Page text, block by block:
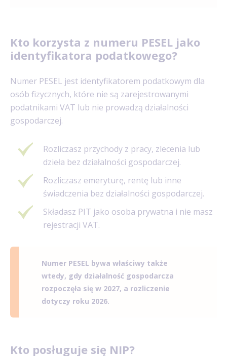
Kto korzysta z numeru PESEL jako
identyfikatora podatkowego?
Numer PESEL jest identyfikatorem podatkowym dla
osób fizycznych, które nie są zarejestrowanymi
podatnikami VAT lub nie prowadzą działalności
gospodarczej.
Rozliczasz przychody z pracy, zlecenia lub
dzieła bez działalności gospodarczej.
Rozliczasz emeryturę, rentę lub inne
świadczenia bez działalności gospodarczej.
Składasz PIT jako osoba prywatna i nie masz
rejestracji VAT.
Numer PESEL bywa właściwy także
wtedy, gdy działalność gospodarcza
rozpoczęła się w 2027, a rozliczenie
dotyczy roku 2026.
Kto posługuje się NIP?